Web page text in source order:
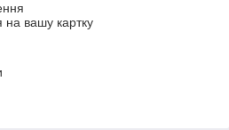
на вашу картку